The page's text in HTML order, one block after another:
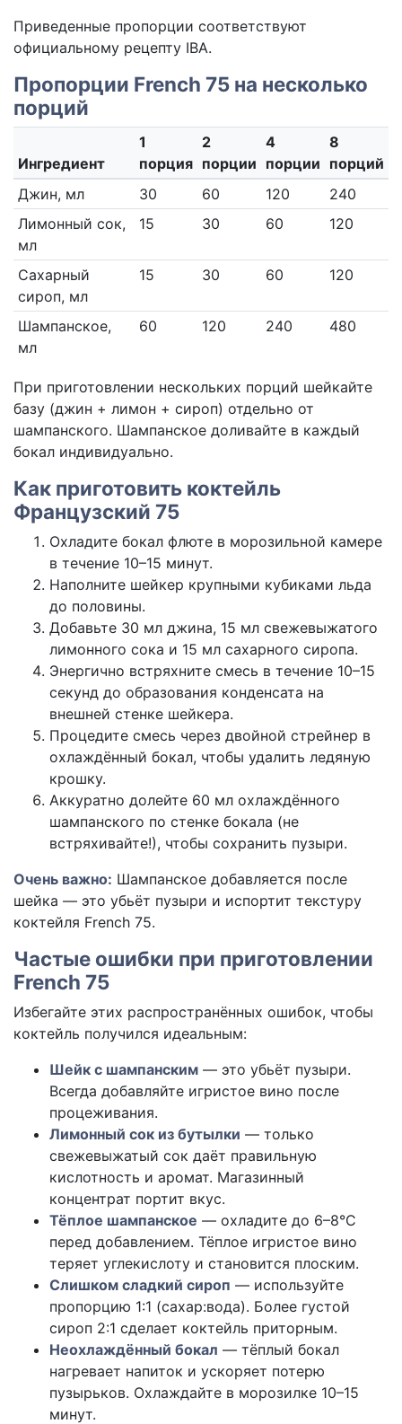
Приведенные пропорции соответствуют
официальному рецепту IBA.
Пропорции French 75 на несколько
порций
Ингредиент
1
порция
2
порции
4
порции
8
порций
Джин, мл
30 60 120
240
Лимонный сок,
мл
15 30 60 120
Сахарный
сироп, мл
15 30 60 120
Шампанское,
мл
60 120 240 480
При приготовлении нескольких порций шейкайте
базу (джин + лимон + сироп) отдельно от
шампанского. Шампанское доливайте в каждый
бокал индивидуально.
Как приготовить коктейль
Французский 75
Охладите бокал флюте в морозильной камере
в течение 10–15 минут.
Наполните шейкер крупными кубиками льда
до половины.
Добавьте 30 мл джина, 15 мл свежевыжатого
лимонного сока и 15 мл сахарного сиропа.
Энергично встряхните смесь в течение 10–15
секунд до образования конденсата на
внешней стенке шейкера.
Процедите смесь через двойной стрейнер в
охлаждённый бокал, чтобы удалить ледяную
крошку.
Аккуратно долейте 60 мл охлаждённого
шампанского по стенке бокала (не
встряхивайте!), чтобы сохранить пузыри.
Очень важно: Шампанское добавляется после
шейка — это убьёт пузыри и испортит текстуру
коктейля French 75.
Частые ошибки при приготовлении
French 75
Избегайте этих распространённых ошибок, чтобы
коктейль получился идеальным:
Шейк с шампанским — это убьёт пузыри.
Всегда добавляйте игристое вино после
процеживания.
Лимонный сок из бутылки — только
свежевыжатый сок даёт правильную
кислотность и аромат. Магазинный
концентрат портит вкус.
Тёплое шампанское — охладите до 6–8°C
перед добавлением. Тёплое игристое вино
теряет углекислоту и становится плоским.
Слишком сладкий сироп — используйте
пропорцию 1:1 (сахар:вода). Более густой
сироп 2:1 сделает коктейль приторным.
Неохлаждённый бокал — тёплый бокал
нагревает напиток и ускоряет потерю
пузырьков. Охлаждайте в морозилке 10–15
минут.